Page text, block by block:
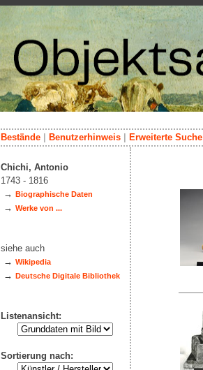
Bestände Benutzerhinweis Erweiterte Suche
Chichi, Antonio
1743 - 1816
→ Biographische Daten
→ Werke von ...
siehe auch
→ Wikipedia
→ Deutsche Digitale Bibliothek
Listenansicht:
Sortierung nach: